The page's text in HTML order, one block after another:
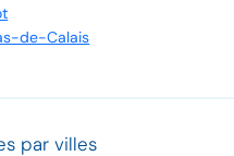
de-Calais
par villes